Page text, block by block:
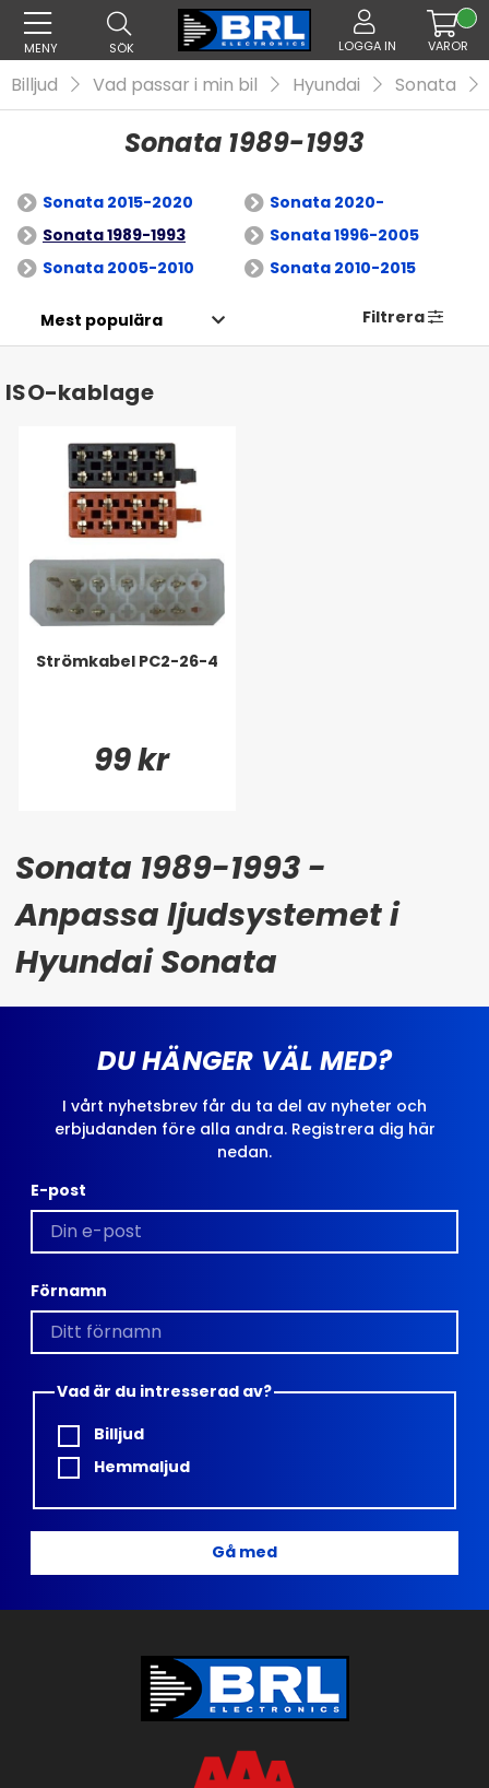
MENY SÖK LOGGA IN VAROR
Billjud Vad passar i min bil Hyundai Sonata
Sonata 1989-1993
Sonata 2015-2020
Sonata 2020-
Sonata 1989-1993
Sonata 1996-2005
Sonata 2005-2010
Sonata 2010-2015
Filtrera
ISO-kablage
Strömkabel PC2-26-4
99 kr
Sonata 1989-1993 -
Anpassa ljudsystemet i
Hyundai Sonata
DU HÄNGER VÄL MED?
I vårt nyhetsbrev får du ta del av nyheter och
erbjudanden före alla andra. Registrera dig här
nedan.
E-post
Förnamn
Vad är du intresserad av?
Billjud
Hemmaljud
Gå med